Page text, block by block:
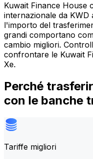
Kuwait Finance House
internazionale da
l'importo del
grandi comportano
cambio migliori.
confrontare le Kuwait
Xe.
Perché
con le banche
Tariffe migliori